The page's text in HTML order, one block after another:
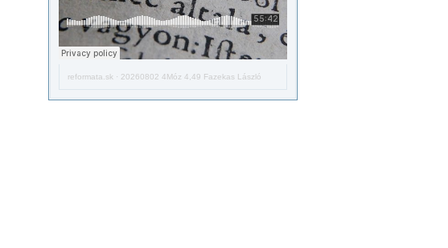
reformata.sk · 20260802 4Móz 4,49 Fazekas László